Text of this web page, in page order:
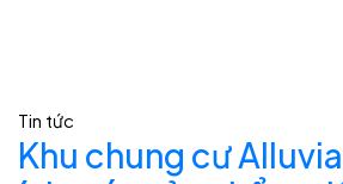
Tin tức
Khu chung cư